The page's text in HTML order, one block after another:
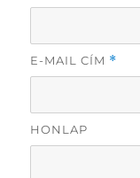
E-MAIL CÍM *
HONLAP